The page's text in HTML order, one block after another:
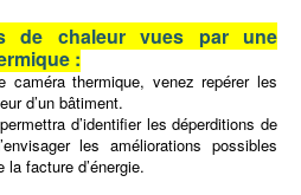
de chaleur vues par une
:
caméra thermique, venez repérer les
d’un bâtiment.
d’identifier les déperditions de
les améliorations possibles
la facture d’énergie.